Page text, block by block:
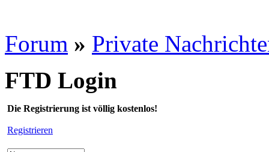
Forum » Private
FTD Login
Die Registrierung ist völlig kostenlos!
Registrieren